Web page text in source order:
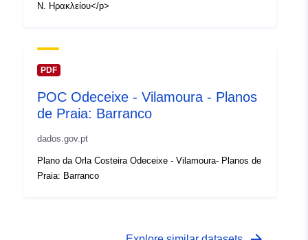
Ν. Ηρακλείου</p>
PDF
POC Odeceixe - Vilamoura - Planos
de Praia: Barranco
dados.gov.pt
Plano da Orla Costeira Odeceixe - Vilamoura- Planos de
Praia: Barranco